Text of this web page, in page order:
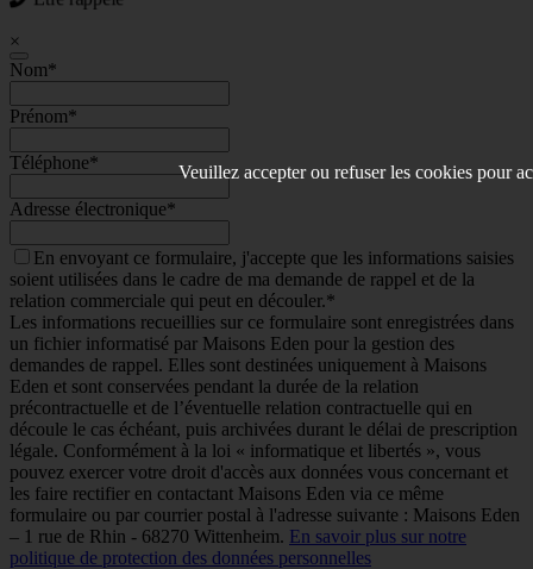
Veuillez accepter ou refuser les cookies pour
×
Nom*
Prénom*
Téléphone*
Adresse électronique*
En envoyant ce formulaire, j'accepte que les informations saisies
soient utilisées dans le cadre de ma demande de rappel et de la
relation commerciale qui peut en découler.*
Les informations recueillies sur ce formulaire sont enregistrées dans
un fichier informatisé par Maisons Eden pour la gestion des
demandes de rappel. Elles sont destinées uniquement à Maisons
Eden et sont conservées pendant la durée de la relation
précontractuelle et de l’éventuelle relation contractuelle qui en
découle le cas échéant, puis archivées durant le délai de prescription
légale. Conformément à la loi « informatique et libertés », vous
pouvez exercer votre droit d'accès aux données vous concernant et
les faire rectifier en contactant Maisons Eden via ce même
formulaire ou par courrier postal à l'adresse suivante : Maisons Eden
– 1 rue de Rhin - 68270 Wittenheim. En savoir plus sur notre
politique de protection des données personnelles